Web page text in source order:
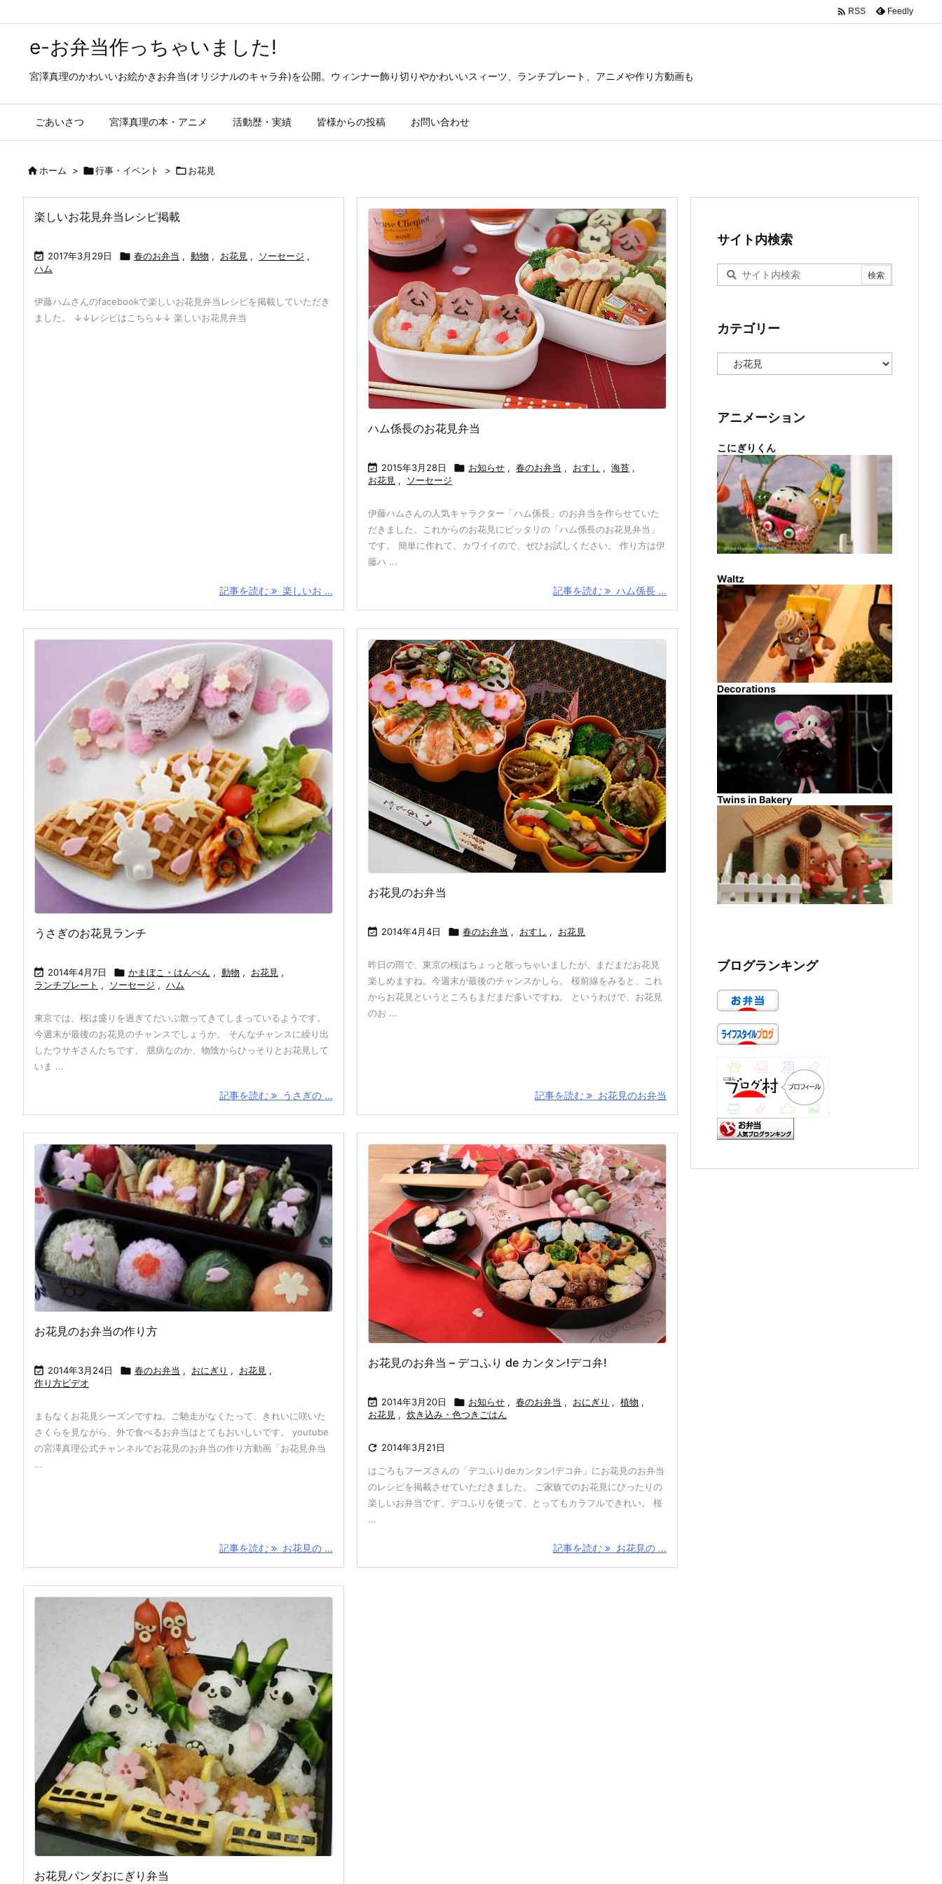
e-お弁当作っちゃいました!
宮澤真理のかわいいお絵かきお弁当(オリジナルのキャラ弁)を公開。ウィンナー飾り切りやかわいいスィーツ、ランチプレート、アニメや作り方動画も
ごあいさつ 宮澤真理の本・アニメ 活動歴・実績 皆様からの投稿 お問い合わせ
 RSS Feedly
ホーム > 行事・イベント > お花見
楽しいお花見弁当レシピ掲載
 2017年3月29日  春のお弁当 , 動物 , お花見 , ソーセージ ,
ハム
伊藤ハムさんのfacebookで楽しいお花見弁当レシピを掲載していただき
ました。 ↓↓レシピはこちら↓↓ 楽しいお花見弁当
記事を読む 楽しいお ...
ハム係長のお花見弁当
 2015年3月28日  お知らせ , 春のお弁当 , おすし , 海苔 ,
お花見 , ソーセージ
伊藤ハムさんの人気キャラクター「ハム係長」のお弁当を作らせていた
だきました。これからのお花見にピッタリの「ハム係長のお花見弁当」
です。 簡単に作れて、カワイイので、ぜひお試しください。 作り方は伊
藤ハ ...
記事を読む ハム係長 ...
うさぎのお花見ランチ
 2014年4月7日  かまぼこ・はんぺん , 動物 , お花見 ,
ランチプレート , ソーセージ , ハム
東京では、桜は盛りを過ぎてだいぶ散ってきてしまっているようです。
今週末が最後のお花見のチャンスでしょうか。 そんなチャンスに繰り出
したウサギさんたちです。 臆病なのか、物陰からひっそりとお花見して
いま ...
記事を読む うさぎの ...
お花見のお弁当
 2014年4月4日  春のお弁当 , おすし , お花見
昨日の雨で、東京の桜はちょっと散っちゃいましたが、まだまだお花見
楽しめますね。今週末が最後のチャンスかしら。 桜前線をみると、これ
からお花見というところもまだまだ多いですね。 というわけで、お花見
のお ...
記事を読む お花見のお弁当
お花見のお弁当の作り方
 2014年3月24日  春のお弁当 , おにぎり , お花見 ,
作り方ビデオ
まもなくお花見シーズンですね。ご馳走がなくたって、きれいに咲いた
さくらを見ながら、外で食べるお弁当はとてもおいしいです。 youtube
の宮澤真理公式チャンネルでお花見のお弁当の作り方動画「お花見弁当
...
記事を読む お花見の ...
お花見のお弁当 – デコふり de カンタン!デコ弁!
 2014年3月20日  お知らせ , 春のお弁当 , おにぎり , 植物 ,
お花見 , 炊き込み・色つきごはん
 2014年3月21日
はごろもフーズさんの「デコふりdeカンタン!デコ弁」にお花見のお弁当
のレシピを掲載させていただきました。 ご家族でのお花見にぴったりの
楽しいお弁当です。デコふりを使って、とってもカラフルできれい。 桜
...
記事を読む お花見の ...
お花見パンダおにぎり弁当
サイト内検索
カテゴリー
ー
アニメーション
こにぎりくん
Waltz
Decorations
Twins in Bakery
ブログランキング